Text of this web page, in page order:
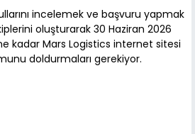
incelemek ve başvuru yapmak
oluşturarak 30 Haziran 2026
kadar Mars Logistics internet sitesi
doldurmaları gerekiyor.